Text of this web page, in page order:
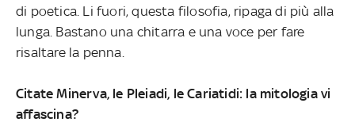
di poetica. Li fuori, questa filosofia, ripaga di più alla
lunga. Bastano una chitarra e una voce per fare
risaltare la penna.
Citate Minerva, le Pleiadi, le Cariatidi: la mitologia vi
affascina?